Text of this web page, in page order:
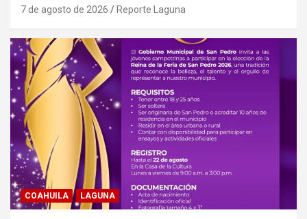
7 de agosto de 2026 Reporte Laguna
COAHUILA LAGUNA